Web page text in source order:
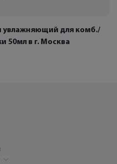
увлажняющий для комб./
50мл в г. Москва